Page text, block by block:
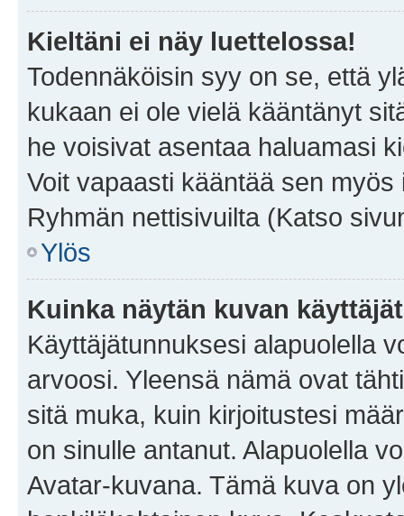
Kieltäni ei näy luettelossa!
Todennäköisin syy on se, että
kukaan ei ole vielä kääntänyt
he voisivat asentaa haluamasi
Voit vapaasti kääntää sen
Ryhmän nettisivuilta (Katso
Ylös
Kuinka näytän kuvan
Käyttäjätunnuksesi alapuolella
arvoosi. Yleensä nämä ovat
sitä muka, kuin kirjoitustesi
on sinulle antanut. Alapuolella
Avatar-kuvana. Tämä kuva on